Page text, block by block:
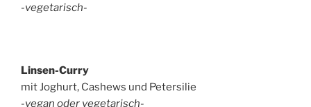
-vegetarisch-
Linsen-Curry
mit Joghurt, Cashews und Petersilie
-vegan oder vegetarisch-